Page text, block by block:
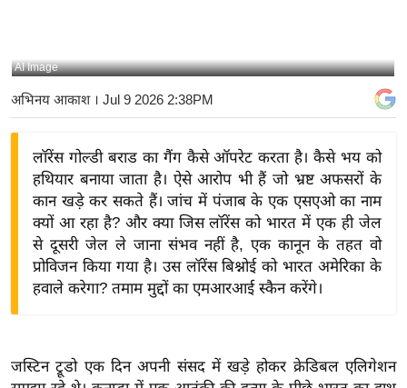
ष्ट्री
य
बि
द्यो
वि
AI Image
अभिनय आकाश। Jul 9 2026 2:38PM
लॉरेंस गोल्डी बराड का गैंग कैसे ऑपरेट करता है। कैसे भय को
हथियार बनाया जाता है। ऐसे आरोप भी हैं जो भ्रष्ट अफसरों के
कान खड़े कर सकते हैं। जांच में पंजाब के एक एसएओ का नाम
क्यों आ रहा है? और क्या जिस लॉरेंस को भारत में एक ही जेल
से दूसरी जेल ले जाना संभव नहीं है, एक कानून के तहत वो
प्रोविजन किया गया है। उस लॉरेंस बिश्नोई को भारत अमेरिका के
हवाले करेगा? तमाम मुद्दों का एमआरआई स्कैन करेंगे।
जस्टिन ट्रूडो एक दिन अपनी संसद में खड़े होकर क्रेडिबल एलिगेशन